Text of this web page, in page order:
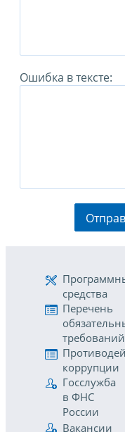
Ошибка в тексте:
средства
Перечень
требований
коррупции
Госслужба
в ФНС
России
Вакансии